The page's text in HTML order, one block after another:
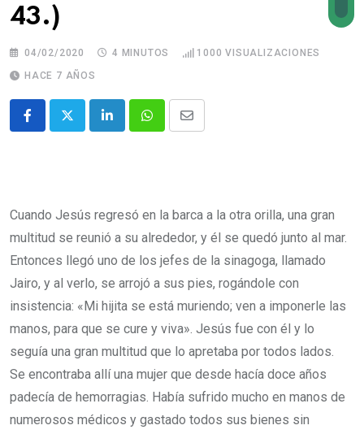
43.)
04/02/2020 4 MINUTOS 1000 VISUALIZACIONES
HACE 7 AÑOS
Cuando Jesús regresó en la barca a la otra orilla, una gran
multitud se reunió a su alrededor, y él se quedó junto al mar.
Entonces llegó uno de los jefes de la sinagoga, llamado
Jairo, y al verlo, se arrojó a sus pies, rogándole con
insistencia: «Mi hijita se está muriendo; ven a imponerle las
manos, para que se cure y viva». Jesús fue con él y lo
seguía una gran multitud que lo apretaba por todos lados.
Se encontraba allí una mujer que desde hacía doce años
padecía de hemorragias. Había sufrido mucho en manos de
numerosos médicos y gastado todos sus bienes sin